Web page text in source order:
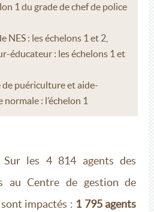
1 du grade de chef de police
NES : les échelons 1 et 2,
éducateur : les échelons 1 et
de puériculture et aide-
: l’échelon 1
Sur les 4 814 agents des
au Centre de gestion de
impactés : 1 795 agents